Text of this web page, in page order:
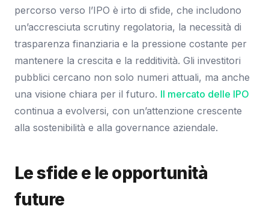
percorso verso l’IPO è irto di sfide, che includono
un’accresciuta scrutiny regolatoria, la necessità di
trasparenza finanziaria e la pressione costante per
mantenere la crescita e la redditività. Gli investitori
pubblici cercano non solo numeri attuali, ma anche
una visione chiara per il futuro. Il mercato delle IPO
continua a evolversi, con un’attenzione crescente
alla sostenibilità e alla governance aziendale.
Le sfide e le opportunità
future